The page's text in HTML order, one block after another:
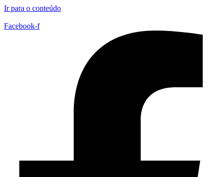
Ir para o conteúdo
Facebook-f